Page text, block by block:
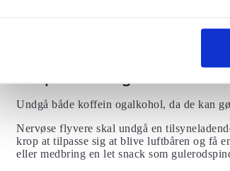
Undgå både koffein ogalkohol, da de kan
Nervøse flyvere skal undgå en
krop at tilpasse sig at blive luftbåren og få
eller medbring en let snack som